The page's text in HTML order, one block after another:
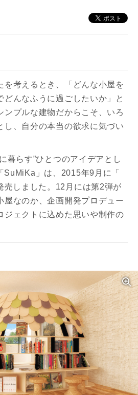
を考えるとき、「どんな小屋を
どんなふうに過ごしたいか」と
ンプルな建物だからこそ、いろ
し、自分の本当の欲求に気づい
暮らす”ひとつのアイデアとし
SuMiKa」は、2015年9月に「
売しました。12月には第2弾が
屋なのか、企画開発プロデュー
ジェクトに込めた思いや制作の